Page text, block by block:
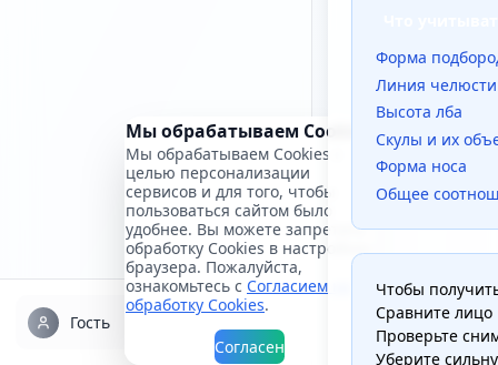
Гость
Форма
Линия челюсти
Высота лба
Скулы и их
Форма носа
Общее
Чтобы
Сравните лицо
Проверьте
Уберите
Мы обрабатываем Cookies
Мы обрабатываем Cookies с
целью персонализации
сервисов и для того, чтобы
пользоваться сайтом было
удобнее. Вы можете запретить
обработку Cookies в настройках
браузера. Пожалуйста,
ознакомьтесь с Согласием на
обработку Cookies.
Согласен